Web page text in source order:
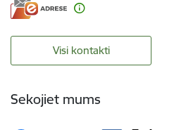
Visi kontakti
Sekojiet mums